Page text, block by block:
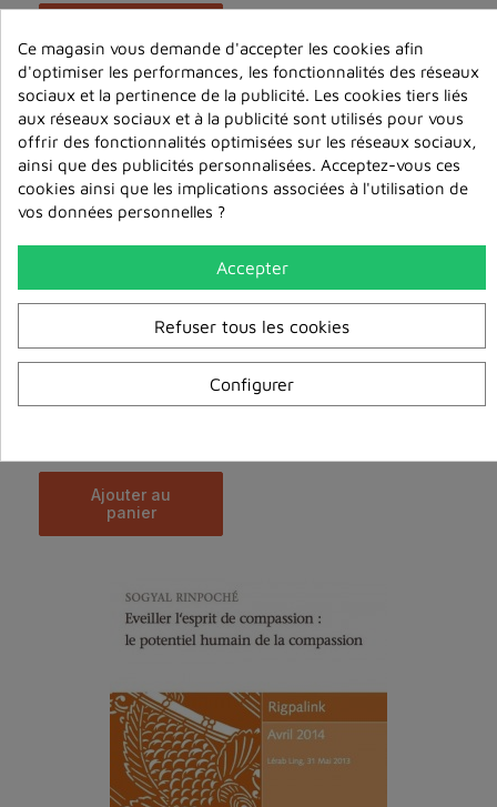
panier
Le plus important, c’est de réaliser l’essence de ...
ajouter au
panier
Ce magasin vous demande d'accepter les cookies afin
d'optimiser les performances, les fonctionnalités des réseaux
sociaux et la pertinence de la publicité. Les cookies tiers liés
aux réseaux sociaux et à la publicité sont utilisés pour vous
offrir des fonctionnalités optimisées sur les réseaux sociaux,
ainsi que des publicités personnalisées. Acceptez-vous ces
cookies ainsi que les implications associées à l'utilisation de
vos données personnelles ?
Accepter
Refuser tous les cookies
Configurer